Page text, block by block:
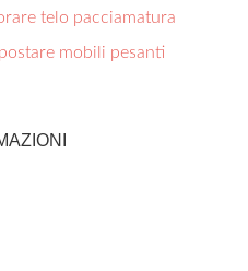
telo pacciamatura​
mobili pesanti​